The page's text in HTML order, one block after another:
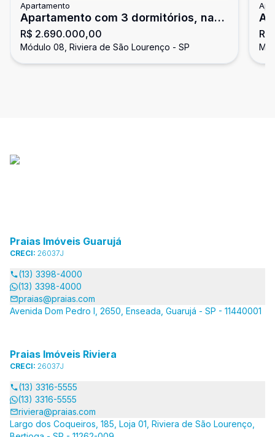
Apartamento
Apartamento com 3 dormitórios, na
Riviera de São Lourenço
R$ 2.690.000,00
Módulo 08, Riviera de São Lourenço - SP
Praias Imóveis Guarujá
CRECI: 26037J
(13) 3398-4000
(13) 3398-4000
praias@praias.com
Avenida Dom Pedro I, 2650, Enseada, Guarujá - SP - 11440001
Praias Imóveis Riviera
CRECI: 26037J
(13) 3316-5555
(13) 3316-5555
riviera@praias.com
Largo dos Coqueiros, 185, Loja 01, Riviera de São Lourenço,